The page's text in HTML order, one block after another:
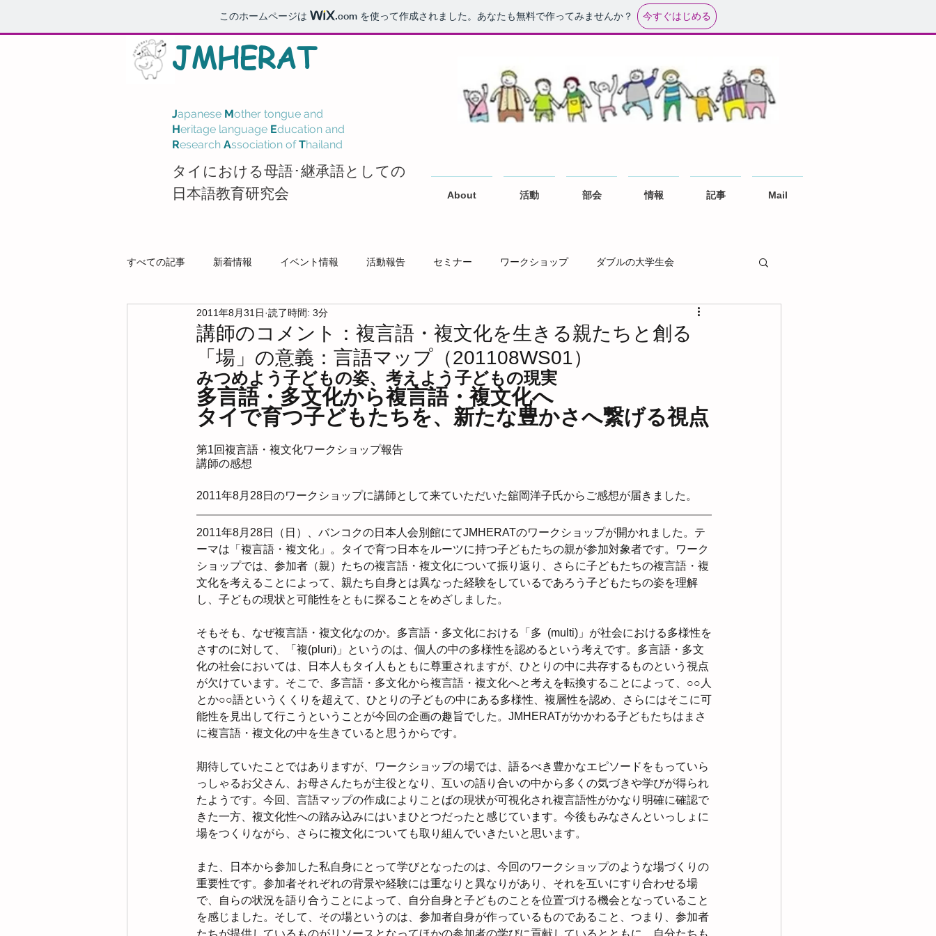
このホームページは .com を使って作成されました。あなたも無料で作ってみませんか？ 今すぐはじめる
JMHERAT
Japanese Mother tongue and
Heritage language Education and
Research Association ofThailand
タイにおける母語･継承語としての
日本語教育研究会
About 活動 部会 情報 記事 Mail
すべての記事 新着情報 イベント情報 活動報告 セミナー ワークショップ ダブルの大学生会
実践共有会 勉強会 お父さんの会 用語の定義
研究の紹介 参考文献 コラム ダブルの子ども会 学校選択調査報告会
สาขาญี่ปุ่น/日本部会 オンラインワークショップ 言語マップ 関係性マップ
講師のコメント：複言語・複文化を生きる親たちと創る
「場」の意義：言語マップ（201108WS01）
2011年8月31日 読了時間: 3分
みつめよう子どもの姿、考えよう子どもの現実
多言語・多文化から複言語・複文化へ
タイで育つ子どもたちを、新たな豊かさへ繋げる視点
第1回複言語・複文化ワークショップ報告
講師の感想
2011年8月28日のワークショップに講師として来ていただいた舘岡洋子氏からご感想が届きました。
2011年8月28日（日）、バンコクの日本人会別館にてJMHERATのワークショップが開かれました。テ
ーマは「複言語・複文化」。タイで育つ日本をルーツに持つ子どもたちの親が参加対象者です。ワーク
ショップでは、参加者（親）たちの複言語・複文化について振り返り、さらに子どもたちの複言語・複
文化を考えることによって、親たち自身とは異なった経験をしているであろう子どもたちの姿を理解
し、子どもの現状と可能性をともに探ることをめざしました。
そもそも、なぜ複言語・複文化なのか。多言語・多文化における「多  (multi)」が社会における多様性を
さすのに対して、「複(pluri)」というのは、個人の中の多様性を認めるという考えです。多言語・多文
化の社会においては、日本人もタイ人もともに尊重されますが、ひとりの中に共存するものという視点
が欠けています。そこで、多言語・多文化から複言語・複文化へと考えを転換することによって、○○人
とか○○語というくくりを超えて、ひとりの子どもの中にある多様性、複層性を認め、さらにはそこに可
能性を見出して行こうということが今回の企画の趣旨でした。JMHERATがかかわる子どもたちはまさ
に複言語・複文化の中を生きていると思うからです。
期待していたことではありますが、ワークショップの場では、語るべき豊かなエピソードをもっていら
っしゃるお父さん、お母さんたちが主役となり、互いの語り合いの中から多くの気づきや学びが得られ
たようです。今回、言語マップの作成によりことばの現状が可視化され複言語性がかなり明確に確認で
きた一方、複文化性への踏み込みにはいまひとつだったと感じています。今後もみなさんといっしょに
場をつくりながら、さらに複文化についても取り組んでいきたいと思います。
また、日本から参加した私自身にとって学びとなったのは、今回のワークショップのような場づくりの
重要性です。参加者それぞれの背景や経験には重なりと異なりがあり、それを互いにすり合わせる場
で、自らの状況を語り合うことによって、自分自身と子どものことを位置づける機会となっていること
を感じました。そして、その場というのは、参加者自身が作っているものであること、つまり、参加者
たちが提供しているものがリソースとなってほかの参加者の学びに貢献しているとともに、自分たちも